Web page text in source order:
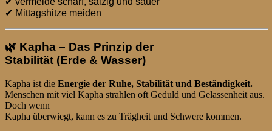
✔ Mittagshitze meiden
🌿 Kapha – Das Prinzip der
Stabilität (Erde & Wasser)
Kapha ist die Energie der Ruhe, Stabilität und Beständigkeit.
Menschen mit viel Kapha strahlen oft Geduld und Gelassenheit aus.
Doch wenn
Kapha überwiegt, kann es zu Trägheit und Schwere kommen.